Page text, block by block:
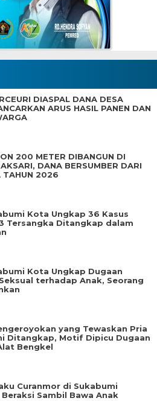
DIASPAL DANA DESA
ARUS HASIL PANEN DAN
200 METER DIBANGUN DI
DANA BERSUMBER DARI
TAHUN 2026
Kota Ungkap 36 Kasus
Tersangka Ditangkap dalam
Kota Ungkap Dugaan
terhadap Anak, Seorang
yang Tewaskan Pria
Ditangkap, Motif Dipicu Dugaan
Bengkel
Curanmor di Sukabumi
Sambil Bawa Anak